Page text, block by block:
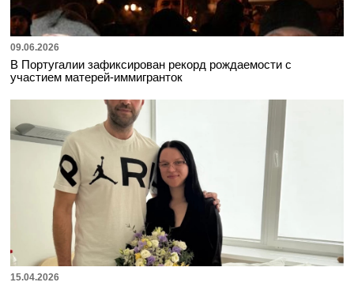
09.06.2026
В Португалии зафиксирован рекорд рождаемости с
участием матерей-иммигранток
15.04.2026